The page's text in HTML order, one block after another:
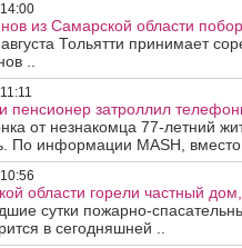
из Самарской области
Тольятти принимает
..
пенсионер затроллил
от незнакомца 77-летний
По информации MASH, вместо
области горели частный
сутки пожарно-
в сегодняшней ..